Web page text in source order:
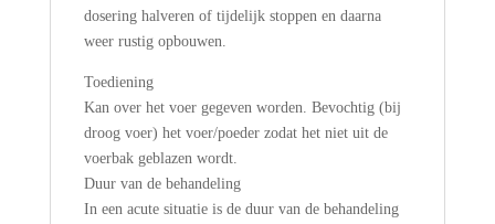
dosering halveren of tijdelijk stoppen en daarna
weer rustig opbouwen.
Toediening
Kan over het voer gegeven worden. Bevochtig (bij
droog voer) het voer/poeder zodat het niet uit de
voerbak geblazen wordt.
Duur van de behandeling
In een acute situatie is de duur van de behandeling